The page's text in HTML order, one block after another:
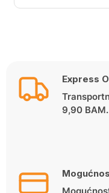
Express
9,90 BAM.